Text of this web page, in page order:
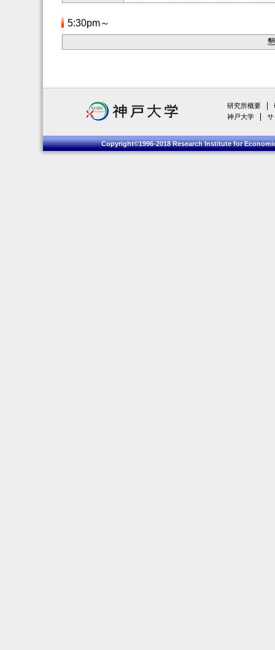
5:30pm～
研究所概要
神戸大学
サ
Copyright©1996-2018 Research Institute for